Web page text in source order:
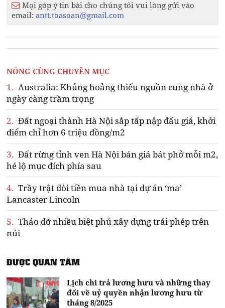
Mọi góp ý tin bài cho chúng tôi vui lòng gửi vào
email:antt.toasoan@gmail.com
NÓNG CÙNG CHUYÊN MỤC
1. Australia: Khủng hoảng thiếu nguồn cung nhà ở
ngày càng trầm trọng
2. Đất ngoại thành Hà Nội sắp tấp nập đấu giá, khởi
điểm chỉ hơn 6 triệu đồng/m2
3. Đất rừng tỉnh ven Hà Nội bán giá bát phở mỗi m2,
hé lộ mục đích phía sau
4. Trầy trật đòi tiền mua nhà tại dự án ‘ma’
Lancaster Lincoln
5. Tháo dỡ nhiều biệt phủ xây dựng trái phép trên
núi
ĐƯỢC QUAN TÂM
Lịch chi trả lương hưu và những thay
đổi về uỷ quyền nhận lương hưu từ
tháng 8/2025